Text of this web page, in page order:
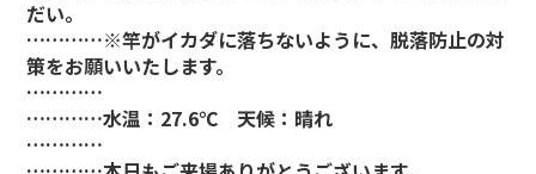
だい。
…………※竿がイカダに落ちないように、脱落防止の対
策をお願いいたします。
…………
…………水温：27.6℃ 天候：晴れ
…………